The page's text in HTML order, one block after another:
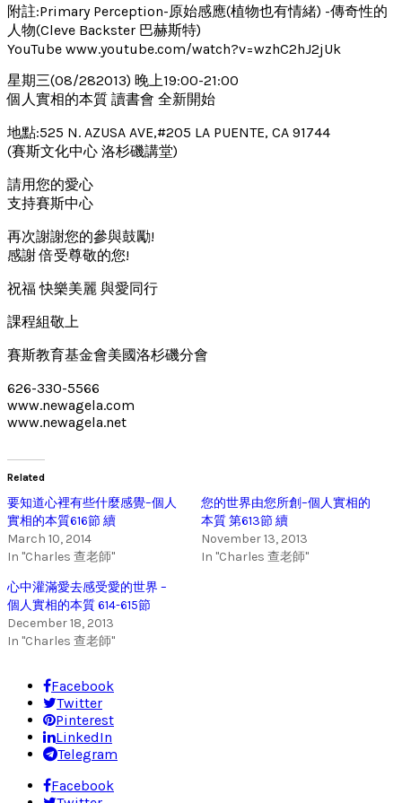
附註:Primary Perception-原始感應(植物也有情緒) -傳奇性的
人物(Cleve Backster 巴赫斯特)
YouTube www.youtube.com/watch?v=wzhC2hJ2jUk
星期三(08/282013) 晚上19:00-21:00
個人實相的本質 讀書會 全新開始
地點:525 N. AZUSA AVE,#205 LA PUENTE, CA 91744
(賽斯文化中心 洛杉磯講堂)
請用您的愛心
支持賽斯中心
再次謝謝您的參與鼓勵!
感謝 倍受尊敬的您!
祝福 快樂美麗 與愛同行
課程組敬上
賽斯教育基金會美國洛杉磯分會
626-330-5566
www.newagela.com
www.newagela.net
Related
要知道心裡有些什麼感覺–個人
實相的本質616節 續
March 10, 2014
In "Charles 查老師"
您的世界由您所創–個人實相的
本質 第613節 續
November 13, 2013
In "Charles 查老師"
心中灌滿愛去感受愛的世界 –
個人實相的本質 614-615節
December 18, 2013
In "Charles 查老師"
Facebook
Twitter
Pinterest
LinkedIn
Telegram
Facebook